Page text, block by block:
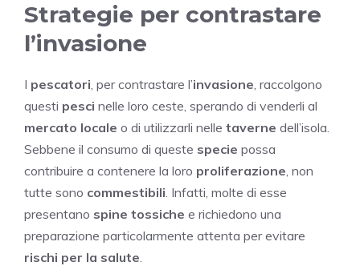
Strategie per contrastare
l’invasione
I pescatori, per contrastare l’invasione, raccolgono
questi pesci nelle loro ceste, sperando di venderli al
mercato locale o di utilizzarli nelle taverne dell’isola.
Sebbene il consumo di queste specie possa
contribuire a contenere la loro proliferazione, non
tutte sono commestibili. Infatti, molte di esse
presentano spine tossiche e richiedono una
preparazione particolarmente attenta per evitare
rischi per la salute.